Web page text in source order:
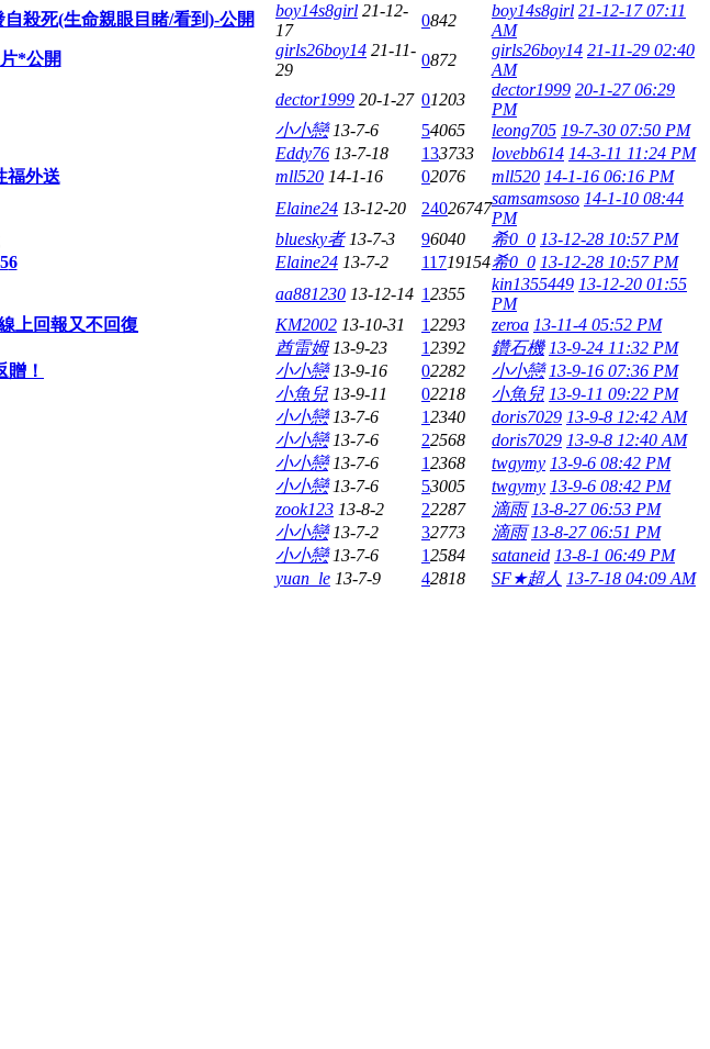
殺死(生命親眼目睹/看到)-公開 boy14s8girl 21-12-
17
0842
boy14s8girl 21-12-17 07:11
AM
*公開 girls26boy14 21-11-
29
0872
girls26boy14 21-11-29 02:40
AM
dector1999 20-1-27 01203
dector1999 20-1-27 06:29
PM
小小戀 13-7-6 54065 leong705 19-7-30 07:50 PM
Eddy76 13-7-18 133733 lovebb614 14-3-11 11:24 PM
福外送 mll520 14-1-16 02076 mll520 14-1-16 06:16 PM
Elaine24 13-12-20 24026747
samsamsoso 14-1-10 08:44
PM
bluesky者 13-7-3 96040 希0_0 13-12-28 10:57 PM
56 Elaine24 13-7-2 11719154希0_0 13-12-28 10:57 PM
aa881230 13-12-14 12355
kin1355449 13-12-20 01:55
PM
上回報又不回復 KM2002 13-10-31 12293 zeroa 13-11-4 05:52 PM
酋雷姆 13-9-23 12392 鑽石機 13-9-24 11:32 PM
！ 小小戀 13-9-16 02282 小小戀 13-9-16 07:36 PM
小魚兒 13-9-11 02218 小魚兒 13-9-11 09:22 PM
小小戀 13-7-6 12340 doris7029 13-9-8 12:42 AM
小小戀 13-7-6 22568 doris7029 13-9-8 12:40 AM
小小戀 13-7-6 12368 twgymy 13-9-6 08:42 PM
小小戀 13-7-6 53005 twgymy 13-9-6 08:42 PM
zook123 13-8-2 22287 滴雨 13-8-27 06:53 PM
小小戀 13-7-2 32773 滴雨 13-8-27 06:51 PM
小小戀 13-7-6 12584 sataneid 13-8-1 06:49 PM
yuan_le 13-7-9 42818 SF★超人 13-7-18 04:09 AM